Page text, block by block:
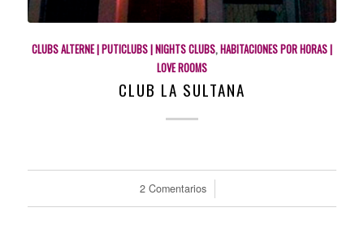
CLUBS ALTERNE | PUTICLUBS | NIGHTS CLUBS,HABITACIONES POR HORAS |
LOVE ROOMS
CLUB LA SULTANA
2 Comentarios
/